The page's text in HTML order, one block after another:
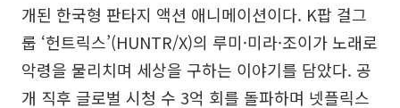
개된 한국형 판타지 액션 애니메이션이다. K팝 걸그
룹 ‘헌트릭스’(HUNTR/X)의 루미·미라·조이가 노래로
악령을 물리치며 세상을 구하는 이야기를 담았다. 공
개 직후 글로벌 시청 수 3억 회를 돌파하며 넷플릭스